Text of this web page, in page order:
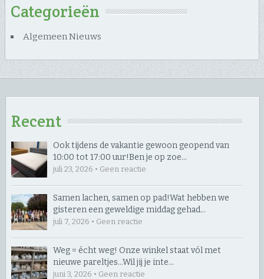
Categorieën
Algemeen Nieuws
Recent
Ook tijdens de vakantie gewoon geopend van
10:00 tot 17:00 uur! ​Ben je op zoe…
juli 23, 2026 • Geen reactie
Samen lachen, samen op pad! ​Wat hebben we
gisteren een geweldige middag gehad…
juli 7, 2026 • Geen reactie
Weg = écht weg! Onze winkel staat vól met
nieuwe pareltjes… ​Wil jij je inte…
juni 3, 2026 • Geen reactie